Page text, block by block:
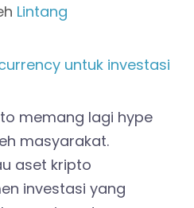
Lintang
memang lagi hype
masyarakat.
aset kripto
investasi yang